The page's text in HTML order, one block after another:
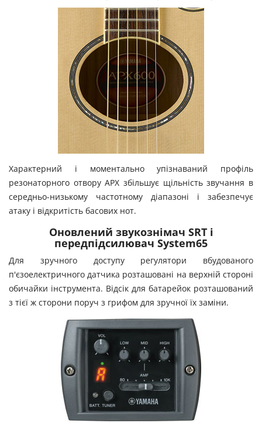
Характерний і моментально упізнаваний профіль
резонаторного отвору APX збільшує щільність звучання в
середньо-низькому частотному діапазоні і забезпечує
атаку і відкритість басових нот.
Оновлений звукознімач SRT і
передпідсилювач System65
Для зручного доступу регулятори вбудованого
п'єзоелектричного датчика розташовані на верхній стороні
обичайки інструмента. Відсік для батарейок розташований
з тієї ж сторони поруч з грифом для зручної їх заміни.